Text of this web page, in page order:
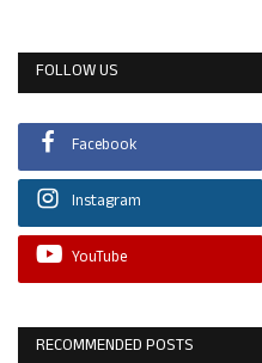
FOLLOW US
Facebook
Instagram
YouTube
RECOMMENDED POSTS